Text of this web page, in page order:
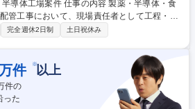
の内容 製薬・半導体・食
管工事において、現場責任者として工程・品
担当プロジェクト全体を管理・統括いただき
、協力会社・作業員への指示・調整、元請企
、施工記録・各種管理書類の作成、現場課題
には施工管理体制の強化や若手育成にも携わ
場案件
完全週休2日制 土日祝休み
件 ※以上
件の
った